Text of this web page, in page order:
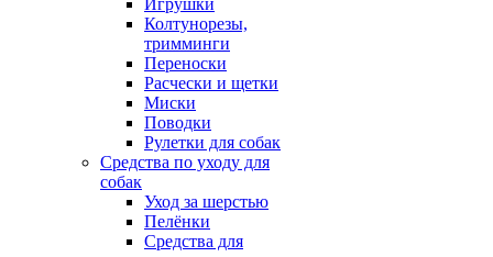
Игрушки
Колтунорезы,
тримминги
Переноски
Расчески и щетки
Миски
Поводки
Рулетки для собак
Средства по уходу для
собак
Уход за шерстью
Пелёнки
Средства для